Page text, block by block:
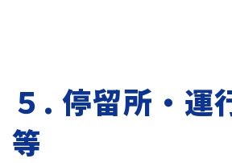
５. 停留所・運
等